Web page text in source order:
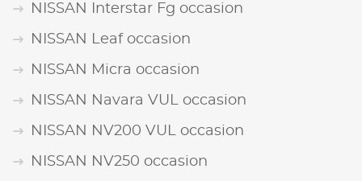
NISSAN Interstar Fg occasion
NISSAN Leaf occasion
NISSAN Micra occasion
NISSAN Navara VUL occasion
NISSAN NV200 VUL occasion
NISSAN NV250 occasion